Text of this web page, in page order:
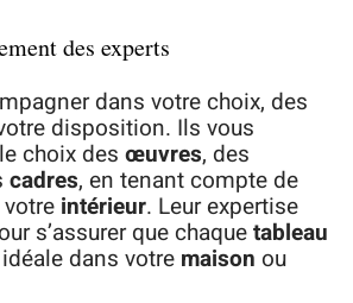
des experts
dans votre choix, des
disposition. Ils vous
choix des œuvres, des
cadres, en tenant compte de
intérieur. Leur expertise
s’assurer que chaquetableau
dans votre maison ou